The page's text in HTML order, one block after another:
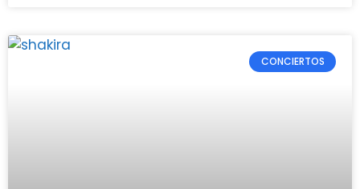
CONCIERTOS